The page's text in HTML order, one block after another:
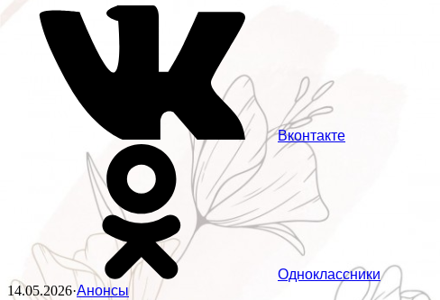
Вконтакте
Одноклассники
14.05.2026·Анонсы